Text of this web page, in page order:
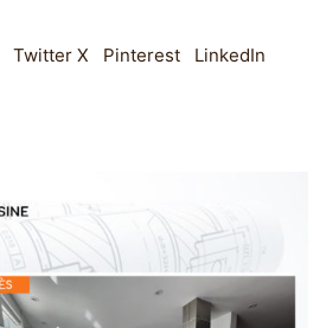
Twitter X Pinterest
LinkedIn